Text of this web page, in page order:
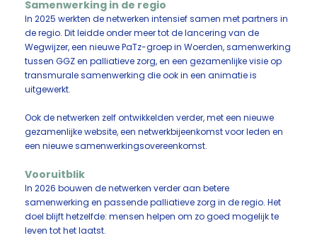
Samenwerking in de regio
In 2025 werkten de netwerken intensief samen met partners in
de regio. Dit leidde onder meer tot de lancering van de
Wegwijzer, een nieuwe PaTz-groep in Woerden, samenwerking
tussen GGZ en palliatieve zorg, en een gezamenlijke visie op
transmurale samenwerking die ook in een animatie is
uitgewerkt.
Ook de netwerken zelf ontwikkelden verder, met een nieuwe
gezamenlijke website, een netwerkbijeenkomst voor leden en
een nieuwe samenwerkingsovereenkomst.
Vooruitblik
In 2026 bouwen de netwerken verder aan betere
samenwerking en passende palliatieve zorg in de regio. Het
doel blijft hetzelfde: mensen helpen om zo goed mogelijk te
leven tot het laatst.